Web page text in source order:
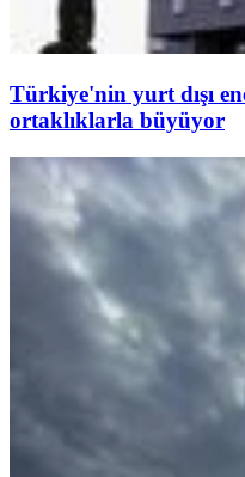
Türkiye'nin yurt dışı
ortaklıklarla büyüyor